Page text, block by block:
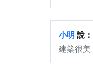
小明 說：
建築很美